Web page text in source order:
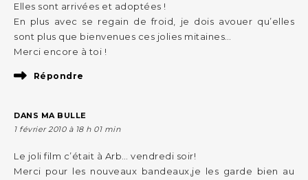
Elles sont arrivées et adoptées !
En plus avec se regain de froid, je dois avouer qu’elles
sont plus que bienvenues ces jolies mitaines…
Merci encore à toi !
Répondre
DANS MA BULLE
1 février 2010 à 18 h 01 min
Le joli film c’était à Arb… vendredi soir!
Merci pour les nouveaux bandeaux,je les garde bien au